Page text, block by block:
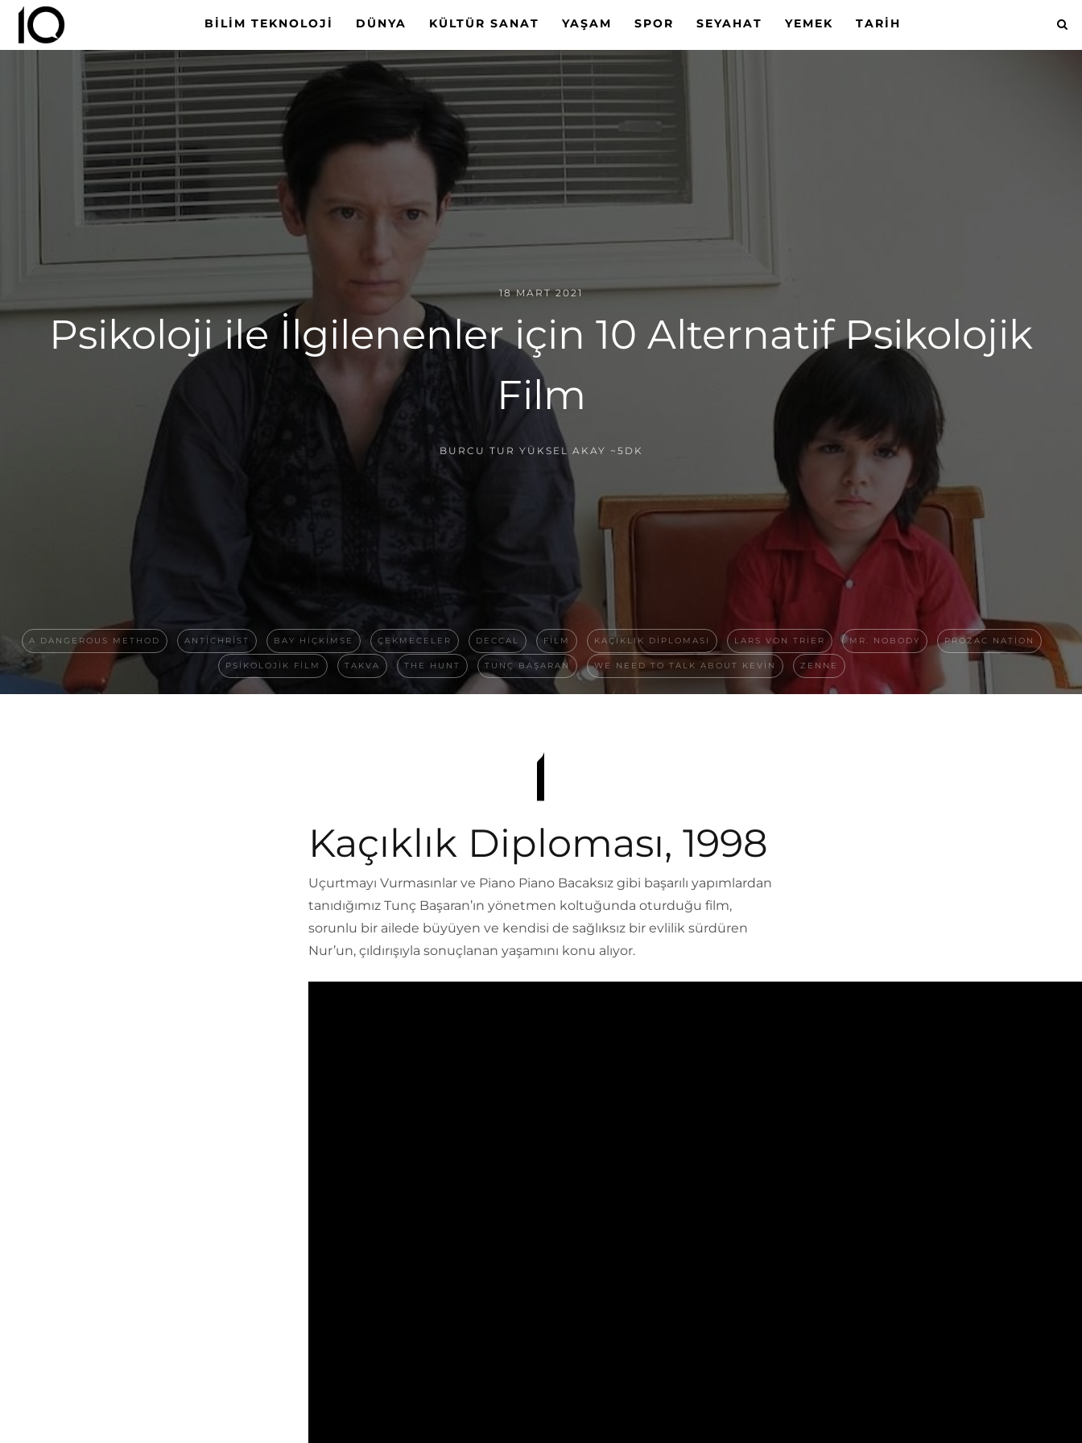
BILIM TEKNOLOJI DÜNYA KÜLTÜR SANAT YAŞAM SPOR SEYAHAT YEMEK TARIH
18 MART 2021
Psikoloji ile İlgilenenler için 10 Alternatif Psikolojik
Film
BURCU TUR YÜKSEL AKAY ~5DK
A DANGEROUS METHOD ANTICHRIST BAY HIÇKIMSE ÇEKMECELER DECCAL FILM KAÇIKLIK DIPLOMASI LARS VON TRIER MR. NOBODY PROZAC NATION
PSIKOLOJIK FILM TAKVA THE HUNT TUNÇ BAŞARAN WE NEED TO TALK ABOUT KEVIN ZENNE
Kaçıklık Diploması, 1998
Uçurtmayı Vurmasınlar ve Piano Piano Bacaksız gibi başarılı yapımlardan
tanıdığımız Tunç Başaran’ın yönetmen koltuğunda oturduğu film,
sorunlu bir ailede büyüyen ve kendisi de sağlıksız bir evlilik sürdüren
Nur’un, çıldırışıyla sonuçlanan yaşamını konu alıyor.